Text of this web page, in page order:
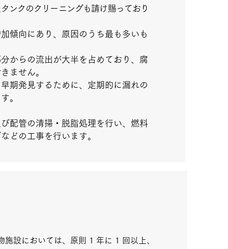
設においては、原則 1 年に 1 回以上、
ンクのクリーニングも請け賜っており
傾向にあり、原因のうち最も多いも
からの流出が大半を占めており、腐
ません。
期発見するために、定期的に漏れの
。
配管の清掃・脱脂処理を行い、燃料
どの工事を行います。